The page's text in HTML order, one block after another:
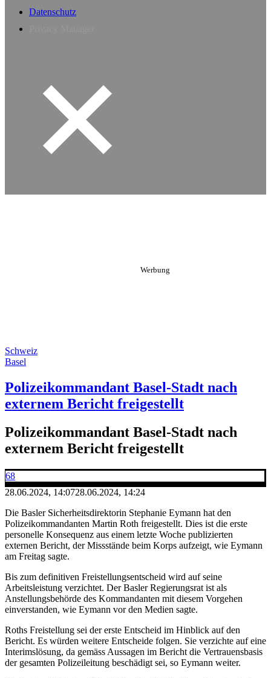
Datenschutz
Schweiz
Basel
Polizeikommandant Basel-Stadt nach
externem Bericht freigestellt
Polizeikommandant Basel-Stadt nach
externem Bericht freigestellt
68
28.06.2024, 14:0728.06.2024, 14:24
Die Basler Sicherheitsdirektorin Stephanie Eymann hat den
Polizeikommandanten Martin Roth freigestellt. Dies ist die erste
personelle Konsequenz aus einem letzte Woche publizierten
externen Bericht, der Missstände beim Korps aufzeigt, wie Eymann
am Freitag sagte.
Bis zum definitiven Freistellungsentscheid wird auf seine
Arbeitsleistung verzichtet. Der Basler Regierungsrat ist als
Anstellungsbehörde des Kommandanten mit diesem Vorgehen
einverstanden, wie Eymann vor den Medien sagte.
Roths Freistellung sei der erste Entscheid im Hinblick auf den
Bericht. Es würden weitere Entscheide folgen. Sie verzichte auf eine
Interimslösung, da gemäss Aussagen im Bericht die Vertrauensbasis
der gesamten Polizeileitung beschädigt sei, so Eymann weiter.